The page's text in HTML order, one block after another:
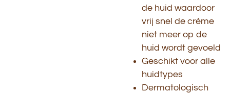
de huid waardoor
vrij snel de crème
niet meer op de
huid wordt gevoeld
Geschikt voor alle
huidtypes
Dermatologisch